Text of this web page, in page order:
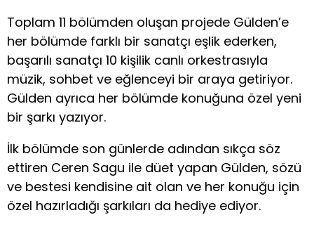
Toplam 11 bölümden oluşan projede Gülden’e
her bölümde farklı bir sanatçı eşlik ederken,
başarılı sanatçı 10 kişilik canlı orkestrasıyla
müzik, sohbet ve eğlenceyi bir araya getiriyor.
Gülden ayrıca her bölümde konuğuna özel yeni
bir şarkı yazıyor.
İlk bölümde son günlerde adından sıkça söz
ettiren Ceren Sagu ile düet yapan Gülden, sözü
ve bestesi kendisine ait olan ve her konuğu için
özel hazırladığı şarkıları da hediye ediyor.